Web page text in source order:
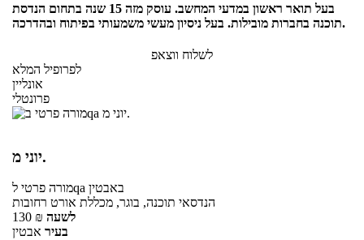
בעל תואר ראשון במדעי המחשב. עוסק מזה 15 שנה בתחום הנדסת
תוכנה בחברות מובילות. בעל ניסיון מעשי משמעותי בפיתוח ובהדרכה.
לשלוח ווצאפ
לפרופיל המלא
אונליין
פרונטלי
יוני מ.
מורה פרטילqa באבטין
הנדסאי תוכנה, בוגר, מכללת אורט רחובות
130 ₪ לשעה
בעיר אבטין